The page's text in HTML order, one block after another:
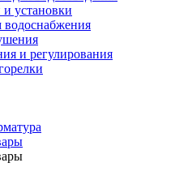
установки
водоснабжения
и регулирования